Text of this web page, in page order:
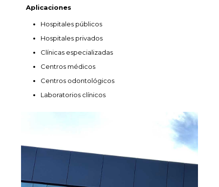
Aplicaciones
Hospitales públicos
Hospitales privados
Clínicas especializadas
Centros médicos
Centros odontológicos
Laboratorios clínicos